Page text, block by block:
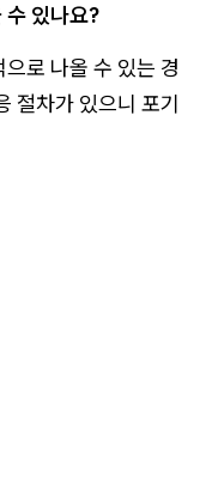
수 있나요?
로 나올 수 있는 경
절차가 있으니 포기